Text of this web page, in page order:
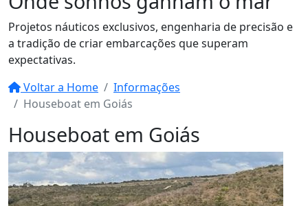
Projetos náuticos exclusivos, engenharia de precisão e
a tradição de criar embarcações que superam
expectativas.
Voltar a Home
Informações
Houseboat em Goiás
Houseboat em Goiás